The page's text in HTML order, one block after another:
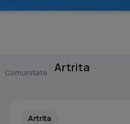
Comunitate Artrita
Artrita